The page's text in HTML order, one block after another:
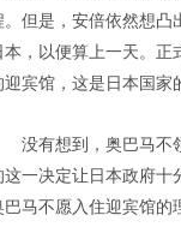
。但是，安倍依然想凸
本，以便算上一天。
迎宾馆，这是日本国家
没有想到，奥巴马不
这一决定让日本政府十
巴马不愿入住迎宾馆的